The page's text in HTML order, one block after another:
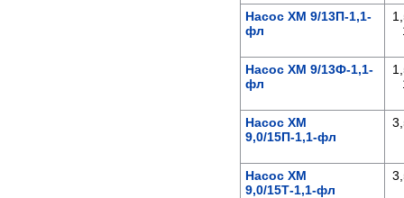
Насос ХМ 9/13П-1,1-
фл
Насос ХМ 9/13Ф-1,1-
фл
Насос ХМ
9,0/15П-1,1-фл
Насос ХМ
9,0/15Т-1,1-фл